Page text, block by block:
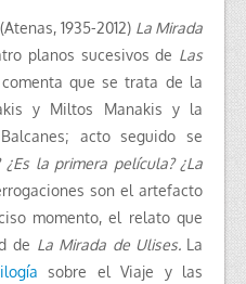
1935-2012) La Mirada
planos sucesivos de Las
comenta que se trata de la
y Miltos Manakis y la
acto seguido se
¿Es la primera película? ¿La
son el artefacto
momento, el relato que
de La Mirada de Ulises. La
sobre el Viaje y las